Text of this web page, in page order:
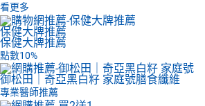
看更多
保健大牌推薦
保健大牌推薦
點數10%
御松田｜奇亞黑白籽 家庭號膳食纖維
專業醫師推薦